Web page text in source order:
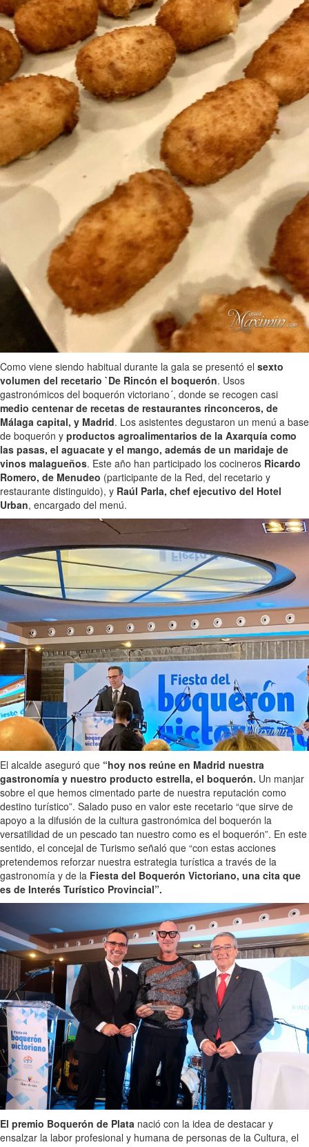
Como viene siendo habitual durante la gala se presentó el sexto
volumen del recetario `De Rincón el boquerón. Usos
gastronómicos del boquerón victoriano´, donde se recogen casi
medio centenar de recetas de restaurantes rinconceros, de
Málaga capital, y Madrid. Los asistentes degustaron un menú a base
de boquerón y productos agroalimentarios de la Axarquía como
las pasas, el aguacate y el mango, además de un maridaje de
vinos malagueños. Este año han participado los cocineros Ricardo
Romero, de Menudeo (participante de la Red, del recetario y
restaurante distinguido), y Raúl Parla, chef ejecutivo del Hotel
Urban, encargado del menú.
El alcalde aseguró que “hoy nos reúne en Madrid nuestra
gastronomía y nuestro producto estrella, el boquerón. Un manjar
sobre el que hemos cimentado parte de nuestra reputación como
destino turístico”. Salado puso en valor este recetario “que sirve de
apoyo a la difusión de la cultura gastronómica del boquerón la
versatilidad de un pescado tan nuestro como es el boquerón”. En este
sentido, el concejal de Turismo señaló que “con estas acciones
pretendemos reforzar nuestra estrategia turística a través de la
gastronomía y de la Fiesta del Boquerón Victoriano, una cita que
es de Interés Turístico Provincial”.
El premio Boquerón de Plata nació con la idea de destacar y
ensalzar la labor profesional y humana de personas de la Cultura, el